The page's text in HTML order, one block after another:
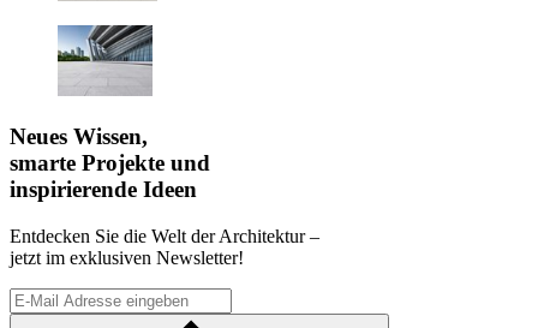
Neues Wissen,
smarte Projekte und
inspirierende Ideen
Entdecken Sie die Welt der Architektur –
jetzt im exklusiven Newsletter!